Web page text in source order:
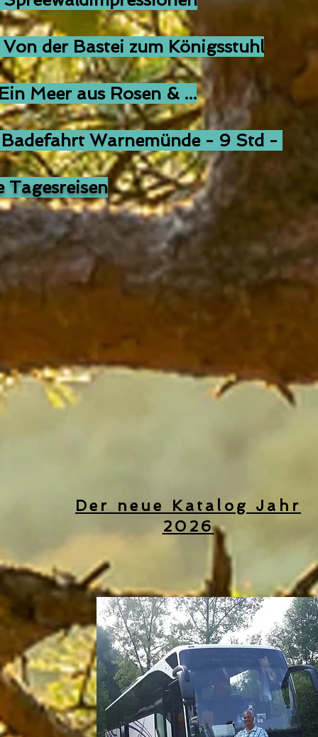
der Bastei zum Königsstuhl
Meer aus Rosen & ...
Warnemünde - 9 Std -
Tagesreisen
Der neue Katalog Jahr
2026